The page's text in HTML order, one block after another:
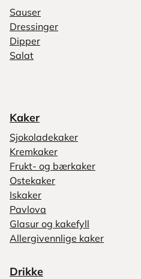
Sauser
Dressinger
Dipper
Salat
Kaker
Sjokoladekaker
Kremkaker
Frukt- og bærkaker
Ostekaker
Iskaker
Pavlova
Glasur og kakefyll
Allergivennlige kaker
Drikke